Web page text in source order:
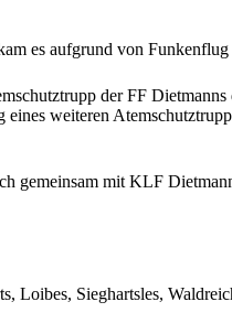
es aufgrund von
der FF
weiteren
gemeinsam mit KLF
Loibes, Sieghartsles,